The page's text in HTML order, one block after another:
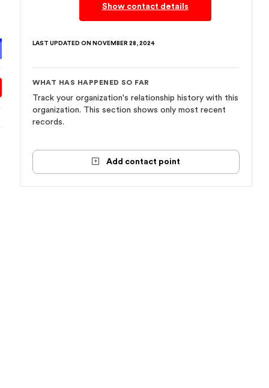
Show contact details
LAST UPDATED ON NOVEMBER 28, 2024
WHAT HAS HAPPENED SO FAR
Track your organization's relationship history with this
organization. This section shows only most recent
records.
Add contact point